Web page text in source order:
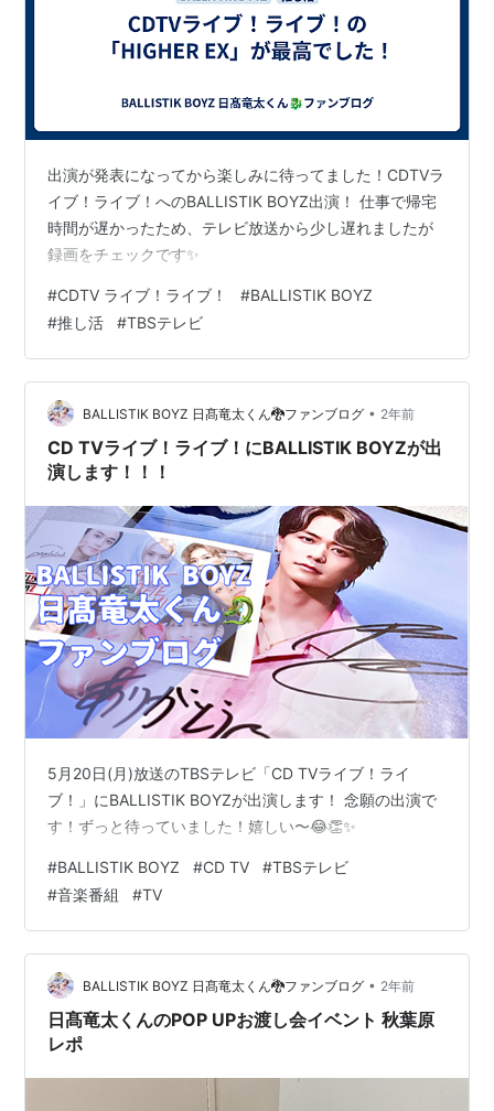
出演が発表になってから楽しみに待ってました！CDTVラ
イブ！ライブ！へのBALLISTIK BOYZ出演！ 仕事で帰宅
時間が遅かったため、テレビ放送から少し遅れましたが
録画をチェックです✨
#CDTV ライブ！ライブ！ #BALLISTIK BOYZ
#推し活 #TBSテレビ
BALLISTIK BOYZ 日髙竜太くん🐉ファンブログ • 2年前
CD TVライブ！ライブ！にBALLISTIK BOYZが出
演します！！！
5月20日(月)放送のTBSテレビ「CD TVライブ！ライ
ブ！」にBALLISTIK BOYZが出演します！ 念願の出演で
す！ずっと待っていました！嬉しい〜😂👏✨
#BALLISTIK BOYZ #CD TV #TBSテレビ
#音楽番組 #TV
BALLISTIK BOYZ 日髙竜太くん🐉ファンブログ • 2年前
日髙竜太くんのPOP UPお渡し会イベント 秋葉原
レポ